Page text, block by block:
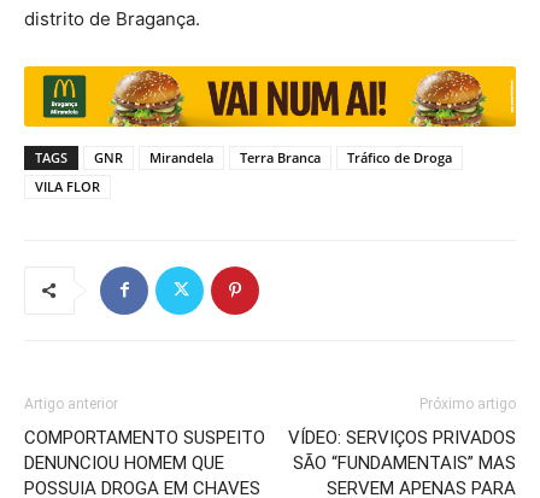
distrito de Bragança.
TAGS GNR Mirandela Terra Branca
Tráfico de Droga
VILA FLOR
Artigo anterior
COMPORTAMENTO SUSPEITO
DENUNCIOU HOMEM QUE
POSSUIA DROGA EM CHAVES
Próximo artigo
VÍDEO: SERVIÇOS PRIVADOS
SÃO “FUNDAMENTAIS” MAS
SERVEM APENAS PARA